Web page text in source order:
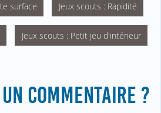
surface Jeux scouts : Rapidité
Jeux scouts : Petit jeu d'intérieur
COMMENTAIRE ?